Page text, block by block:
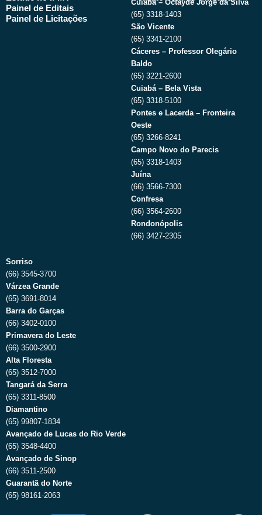
Painel de Editais
Painel de Licitações
Cuiabá – Octayde Jorge da Silva
(65) 3318-1403
São Vicente
(65) 3341-2100
Cáceres – Professor Olegário
Baldo
(65) 3221-2600
Cuiabá – Bela Vista
(65) 3318-5100
Pontes e Lacerda – Fronteira
Oeste
(65) 3266-8241
Campo Novo do Parecis
(65) 3318-1403
Juína
(66) 3566-7300
Confresa
(66) 3564-2600
Rondonópolis
(66) 3427-2305
Sorriso
(66) 3545-3700
Várzea Grande
(65) 3691-8014
Barra do Garças
(66) 3402-0100
Primavera do Leste
(66) 3500-2900
Alta Floresta
(65) 3512-7000
Tangará da Serra
(65) 3311-8500
Diamantino
(65) 99807-1834
Avançado de Lucas do Rio Verde
(65) 3548-4400
Avançado de Sinop
(66) 3511-2500
Guarantã do Norte
(65) 98161-2063